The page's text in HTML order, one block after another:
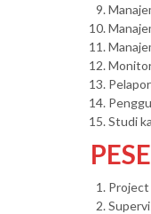
Studi
Project